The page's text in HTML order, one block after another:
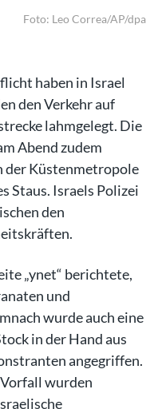
Foto: Leo Correa/AP/dpa
haben in Israel
den Verkehr auf
lahmgelegt. Die
Abend zudem
der Küstenmetropole
Staus. Israels Polizei
den
„ynet“ berichtete,
und
wurde auch eine
in der Hand aus
angegriffen.
wurden